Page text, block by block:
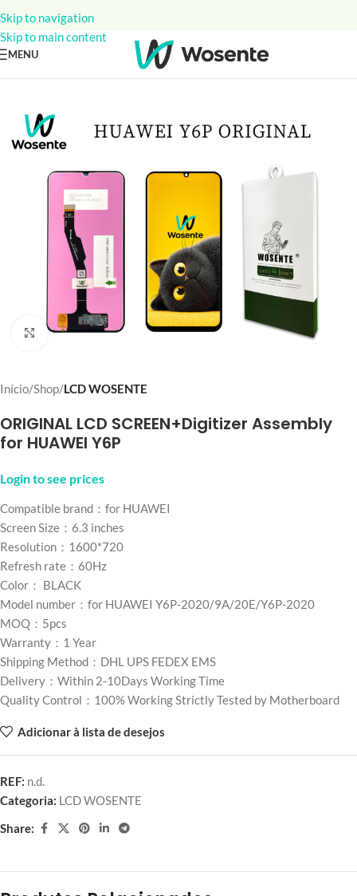
Skip to navigation
Skip to main content
MENU
Click to enlarge
Início Shop LCD WOSENTE
ORIGINAL LCD SCREEN+Digitizer Assembly
for HUAWEI Y6P
Login to see prices
Compatible brand：for HUAWEI
Screen Size：6.3 inches
Resolution：1600*720
Refresh rate：60Hz
Color： BLACK
Model number：for HUAWEI Y6P-2020/9A/20E/Y6P-2020
MOQ：5pcs
Warranty：1 Year
Shipping Method：DHL UPS FEDEX EMS
Delivery：Within 2-10Days Working Time
Quality Control：100% Working Strictly Tested by Motherboard
Adicionar à lista de desejos
REF: n.d.
Categoria: LCD WOSENTE
Share: